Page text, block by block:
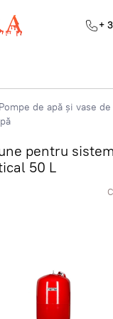
+
Pompe de apă și vase
pentru
50 L